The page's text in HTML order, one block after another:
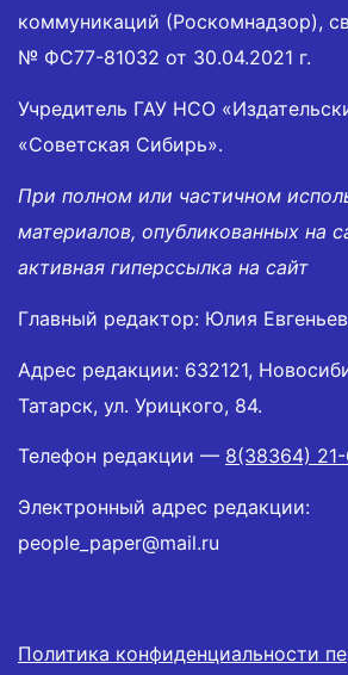
коммуникаций (Роскомнадзор),
№ ФС77-81032 от 30.04.2021 г.
Учредитель ГАУ НСО
«Советская Сибирь».
При полном или частичном
материалов, опубликованных на
активная гиперссылка на сайт
Главный редактор: Юлия
Адрес редакции: 632121,
Татарск, ул. Урицкого, 84.
Телефон редакции — 8(38364)
Электронный адрес редакции:
people_paper@mail.ru
Политика конфиденциальности